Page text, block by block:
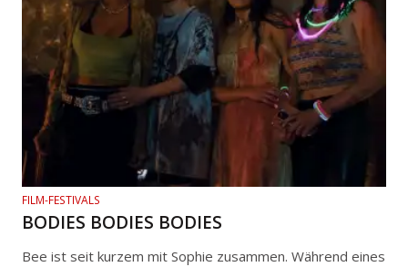
FILM-FESTIVALS
BODIES BODIES BODIES
Bee ist seit kurzem mit Sophie zusammen. Während eines